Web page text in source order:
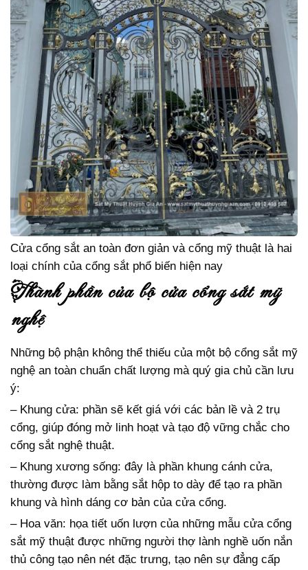
Cửa cổng sắt an toàn đơn giản và cổng mỹ thuật là hai
loại chính của cổng sắt phổ biến hiện nay
thành phần của bộ cửa cổng sắt mỹ
nghệ
Những bộ phận không thể thiếu của một bộ cổng sắt mỹ
nghệ an toàn chuẩn chất lượng mà quý gia chủ cần lưu
ý:
– Khung cửa: phần sẽ kết giá với các bản lề và 2 trụ
cổng, giúp đóng mở linh hoạt và tạo độ vững chắc cho
cổng sắt nghệ thuật.
– Khung xương sống: đây là phần khung cánh cửa,
thường được làm bằng sắt hộp to dày để tạo ra phần
khung và hình dáng cơ bản của cửa cổng.
– Hoa văn: họa tiết uốn lượn của những mẫu cửa cổng
sắt mỹ thuật được những người thợ lành nghề uốn nắn
thủ công tạo nên nét đặc trưng, tạo nên sự đẳng cấp